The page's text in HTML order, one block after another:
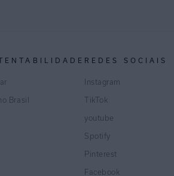
Brasil
REDES SOCIAIS
Instagram
TikTok
youtube
Spotify
Pinterest
Facebook